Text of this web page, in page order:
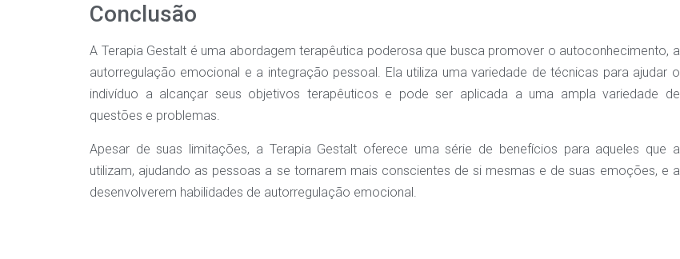
Conclusão
A Terapia Gestalt é uma abordagem terapêutica poderosa que busca promover o autoconhecimento, a
autorregulação emocional e a integração pessoal. Ela utiliza uma variedade de técnicas para ajudar o
indivíduo a alcançar seus objetivos terapêuticos e pode ser aplicada a uma ampla variedade de
questões e problemas.
Apesar de suas limitações, a Terapia Gestalt oferece uma série de benefícios para aqueles que a
utilizam, ajudando as pessoas a se tornarem mais conscientes de si mesmas e de suas emoções, e a
desenvolverem habilidades de autorregulação emocional.